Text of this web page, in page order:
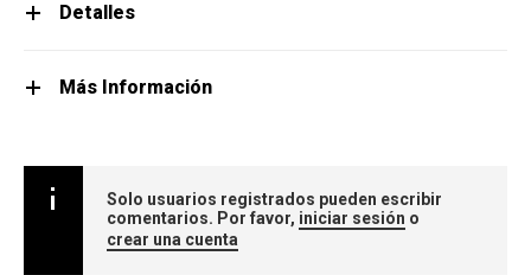
Detalles
Más Información
Solo usuarios registrados pueden escribir
comentarios. Por favor, iniciar sesión o
crear una cuenta